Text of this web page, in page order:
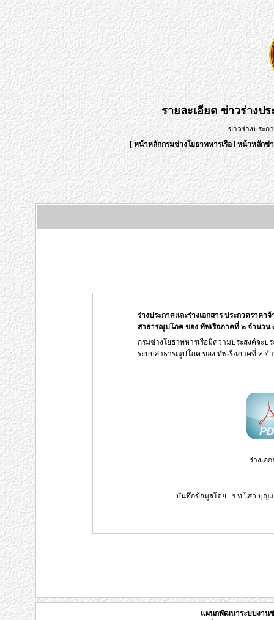
รายละเอียดข่าวร่างป
ข่าวร่างประก
[หน้าหลักกรมช่างโยธาทหารเรือlหน้าหลักข่
ร่างประกาศและร่างเอกสาร ประกวดราค
สาธารณูปโภค ของ ทัพเรือภาคที่ ๒ จำนวน
กรมช่างโยธาทหารเรือมีความประสงค์จะ
ระบบสาธารณูปโภค ของ ทัพเรือภาคที่ ๒ จ
ร่างเอ
บันทึกข้อมูลโดย : ร.ท.ไสว บุญแ
แผนกพัฒนาระบบงานช่